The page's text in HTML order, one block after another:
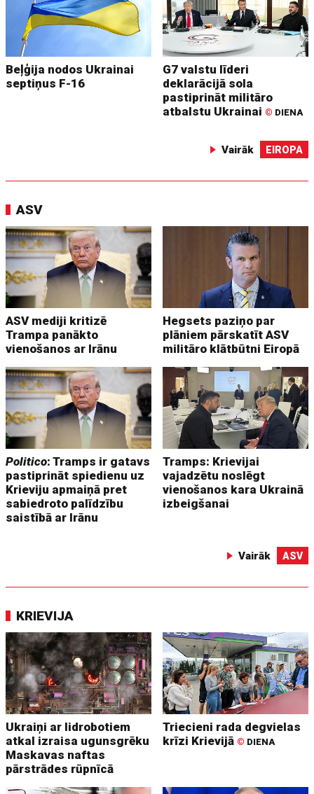
Beļģija nodos Ukrainai
septiņus F-16
G7 valstu līderi
deklarācijā sola
pastiprināt militāro
atbalstu Ukrainai © DIENA
Vairāk EIROPA
ASV
ASV mediji kritizē
Trampa panākto
vienošanos ar Irānu
Hegsets paziņo par
plāniem pārskatīt ASV
militāro klātbūtni Eiropā
Politico: Tramps ir gatavs
pastiprināt spiedienu uz
Krieviju apmaiņā pret
sabiedroto palīdzību
saistībā ar Irānu
Tramps: Krievijai
vajadzētu noslēgt
vienošanos kara Ukrainā
izbeigšanai
Vairāk ASV
KRIEVIJA
Ukraiņi ar lidrobotiem
atkal izraisa ugunsgrēku
Maskavas naftas
pārstrādes rūpnīcā
Triecieni rada degvielas
krīzi Krievijā © DIENA